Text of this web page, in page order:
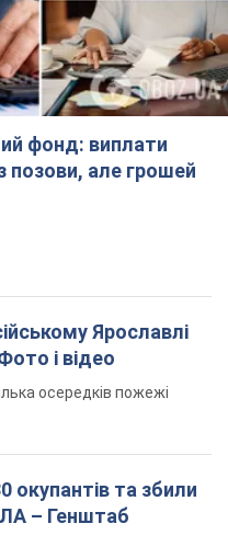
фонд: виплати
позови, але грошей
Ярославлі
і відео
осередків пожежі
окупантів та збили
– Генштаб